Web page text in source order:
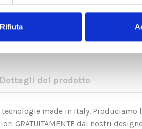
Rifiuta
Dettagli del prodotto
made in Italy.
GRATUITAMENTE dai nostri